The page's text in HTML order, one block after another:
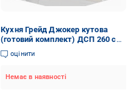
Кухня Грейд Джокер кутова
(готовий комплект) ДСП 260 см
×180альба білий/білий
оцінити
Немає в наявності